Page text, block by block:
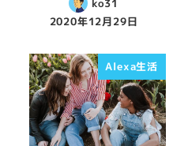
ko31
2020年12月29日
Alexa生活